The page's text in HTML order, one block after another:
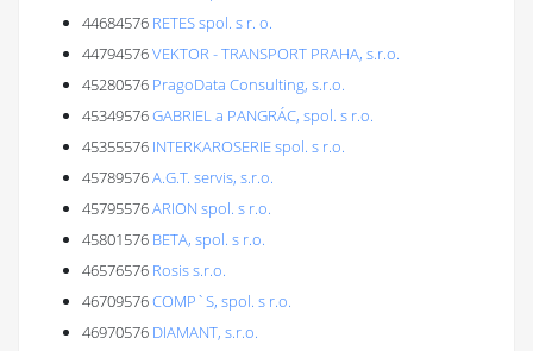
44684576 RETES spol. s r. o.
44794576VEKTOR - TRANSPORT PRAHA, s.r.o.
45280576 PragoData Consulting, s.r.o.
45349576GABRIEL a PANGRÁC, spol. s r.o.
45355576 INTERKAROSERIE spol. s r.o.
45789576A.G.T. servis, s.r.o.
45795576ARION spol. s r.o.
45801576 BETA, spol. s r.o.
46576576 Rosis s.r.o.
46709576COMP`S, spol. s r.o.
46970576 DIAMANT, s.r.o.